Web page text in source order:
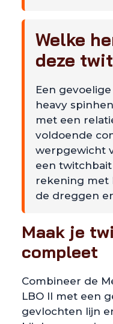
Welke
deze
Een
heavy
met een
voldoende
werpgewicht
een twitchbait
rekening met
de dreggen
Maak je
compleet
Combineer de
LBO II met een
gevlochten lijn